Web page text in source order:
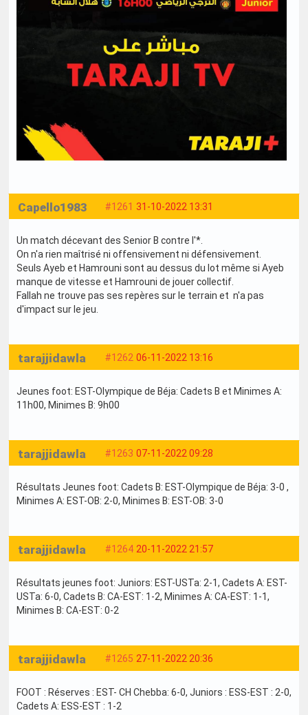
#1261 31-10-2022 13:31
Capello1983
Un match décevant des Senior B contre l'*.
On n'a rien maîtrisé ni offensivement ni défensivement.
Seuls Ayeb et Hamrouni sont au dessus du lot même si Ayeb
manque de vitesse et Hamrouni de jouer collectif.
Fallah ne trouve pas ses repères sur le terrain et n'a pas
d'impact sur le jeu.
#1262 06-11-2022 13:16
tarajjidawla
Jeunes foot: EST-Olympique de Béja: Cadets B et Minimes A:
11h00, Minimes B: 9h00
#1263 07-11-2022 09:28
tarajjidawla
Résultats Jeunes foot: Cadets B: EST-Olympique de Béja: 3-0 ,
Minimes A: EST-OB: 2-0, Minimes B: EST-OB: 3-0
#1264 20-11-2022 21:57
tarajjidawla
Résultats jeunes foot: Juniors: EST-USTa: 2-1, Cadets A: EST-
USTa: 6-0, Cadets B: CA-EST: 1-2, Minimes A: CA-EST: 1-1,
Minimes B: CA-EST: 0-2
#1265 27-11-2022 20:36
tarajjidawla
FOOT : Réserves : EST- CH Chebba: 6-0, Juniors : ESS-EST : 2-0,
Cadets A: ESS-EST : 1-2